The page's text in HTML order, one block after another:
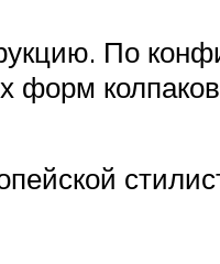
По
форм колпаков